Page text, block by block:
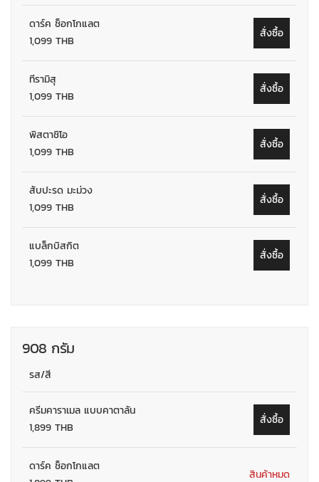
ดาร์ค ช็อกโกแลต
1,099 THB
สั่งซื้อ
ทีรามิสุ
1,099 THB
สั่งซื้อ
พิสตาชิโอ
1,099 THB
สั่งซื้อ
สับปะรด มะม่วง
1,099 THB
สั่งซื้อ
แบล็กบิสกิต
1,099 THB
สั่งซื้อ
908 กรัม
รส/สี
ครีมคาราเมล แบบคาตาลัน
1,899 THB
สั่งซื้อ
ดาร์ค ช็อกโกแลต
สินค้าหมด